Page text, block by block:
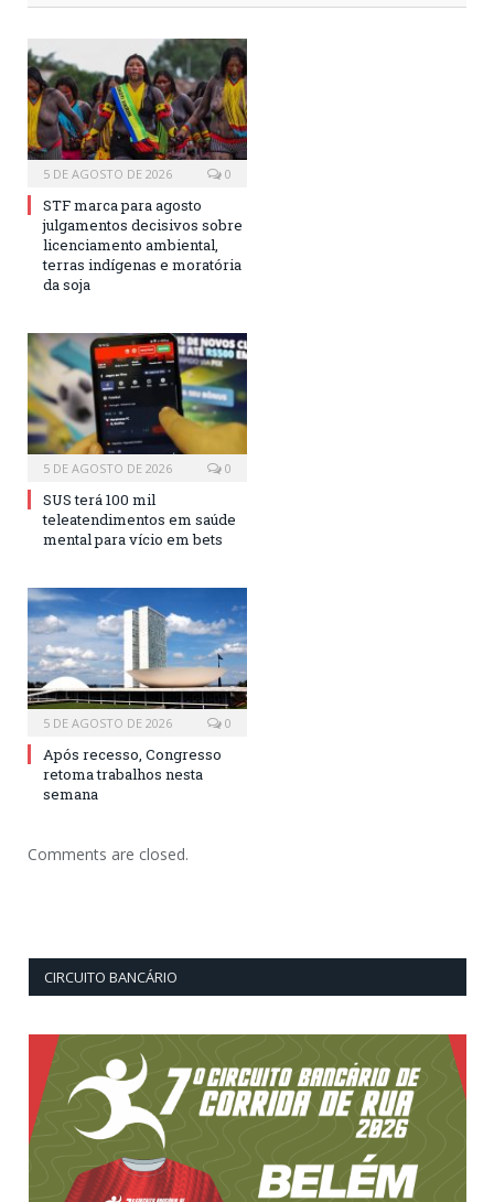
5 DE AGOSTO DE 2026 0
STF marca para agosto
julgamentos decisivos sobre
licenciamento ambiental,
terras indígenas e moratória
da soja
5 DE AGOSTO DE 2026 0
SUS terá 100 mil
teleatendimentos em saúde
mental para vício em bets
5 DE AGOSTO DE 2026 0
Após recesso, Congresso
retoma trabalhos nesta
semana
Comments are closed.
CIRCUITO BANCÁRIO